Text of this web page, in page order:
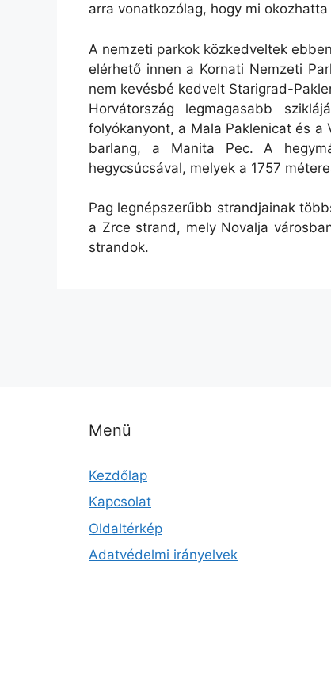
arra vonatkozólag, hogy mi
A nemzeti parkok közkedveltek
elérhető innen a Kornati Nemzeti
nem kevésbé kedvelt Starigrad-
Horvátország legmagasabb
folyókanyont, a Mala Paklenicat és
barlang, a Manita Pec. A
hegycsúcsával, melyek a 1757
Pag legnépszerűbb strandjainak
a Zrce strand, mely Novalja
strandok.
Menü
Kezdőlap
Kapcsolat
Oldaltérkép
Adatvédelmi irányelvek